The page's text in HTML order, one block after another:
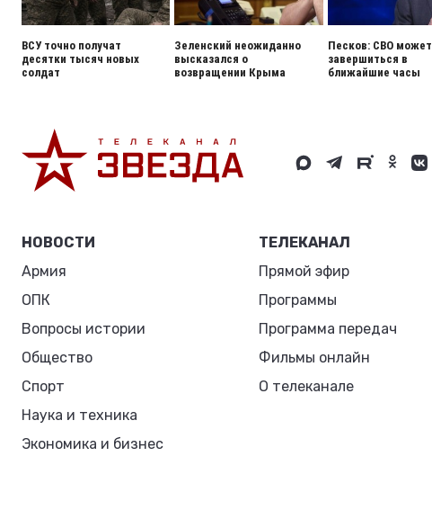
ВСУ точно получат
десятки тысяч новых
солдат
Зеленский неожиданно
высказался о
возвращении Крыма
Песков: СВО может
завершиться в
ближайшие часы
НОВОСТИ
Армия
ОПК
Вопросы истории
Общество
Спорт
Наука и техника
Экономика и бизнес
ТЕЛЕКАНАЛ
Прямой эфир
Программы
Программа передач
Фильмы онлайн
О телеканале